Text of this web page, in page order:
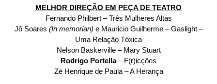
MELHOR DIREÇÃO EM PEÇA DE TEATRO
Fernando Philbert – Três Mulheres Altas
Jô Soares (In memorian) e Mauricio Guilherme – Gaslight –
Uma Relação Tóxica
Nelson Baskerville – Mary Stuart
Rodrigo Portella– F(r)icções
Zé Henrique de Paula – A Herança